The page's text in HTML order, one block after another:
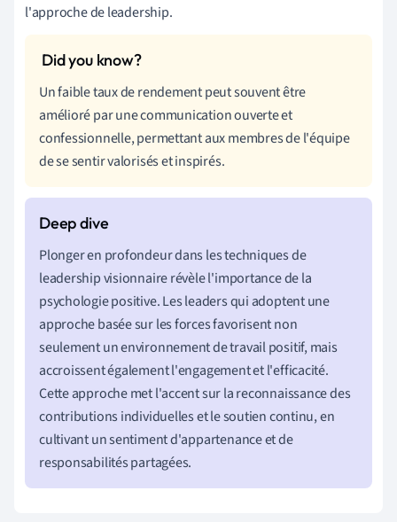
l'approche de leadership.
Un faible taux de rendement peut souvent être
amélioré par une communication ouverte et
confessionnelle, permettant aux membres de l'équipe
de se sentir valorisés et inspirés.
Plonger en profondeur dans les techniques de
leadership visionnaire révèle l'importance de la
psychologie positive. Les leaders qui adoptent une
approche basée sur les forces favorisent non
seulement un environnement de travail positif, mais
accroissent également l'engagement et l'efficacité.
Cette approche met l'accent sur la reconnaissance des
contributions individuelles et le soutien continu, en
cultivant un sentiment d'appartenance et de
responsabilités partagées.